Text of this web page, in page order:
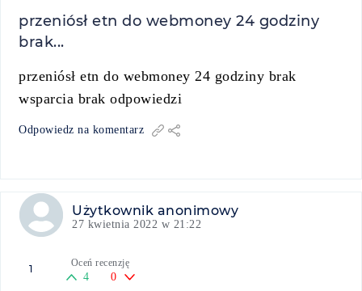
przeniósł etn do webmoney 24 godziny
brak...
przeniósł etn do webmoney 24 godziny brak
wsparcia brak odpowiedzi
Odpowiedz na komentarz
Użytkownik anonimowy
27 kwietnia 2022 w 21:22
1 Oceń recenzję
4 0